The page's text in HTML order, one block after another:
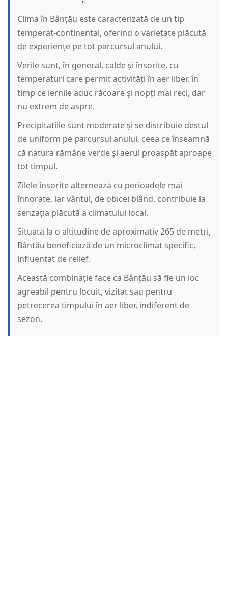
Clima în Bânțău este caracterizată de un tip
temperat-continental, oferind o varietate plăcută
de experiențe pe tot parcursul anului.
Verile sunt, în general, calde și însorite, cu
temperaturi care permit activități în aer liber, în
timp ce iernile aduc răcoare și nopți mai reci, dar
nu extrem de aspre.
Precipitațiile sunt moderate și se distribuie destul
de uniform pe parcursul anului, ceea ce înseamnă
că natura rămâne verde și aerul proaspăt aproape
tot timpul.
Zilele însorite alternează cu perioadele mai
înnorate, iar vântul, de obicei blând, contribuie la
senzația plăcută a climatului local.
Situată la o altitudine de aproximativ 265 de metri,
Bânțău beneficiază de un microclimat specific,
influențat de relief.
Această combinație face ca Bânțău să fie un loc
agreabil pentru locuit, vizitat sau pentru
petrecerea timpului în aer liber, indiferent de
sezon.